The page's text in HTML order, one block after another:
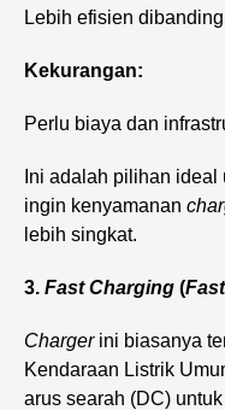
Lebih efisien
Kekurangan:
Perlu biaya dan
Ini adalah pilihan
ingin kenyamanan
lebih singkat.
3. Fast Charging (
Charger ini biasanya
Kendaraan Listrik
arus searah (DC)